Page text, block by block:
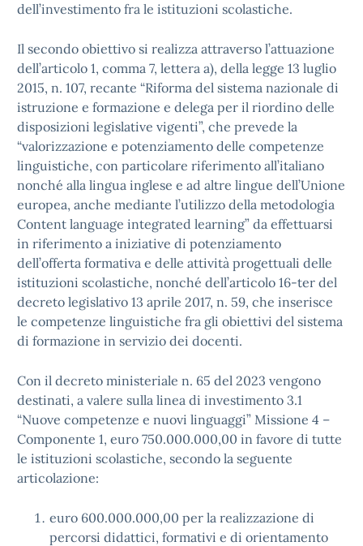
dell’investimento fra le istituzioni scolastiche.
Il secondo obiettivo si realizza attraverso l’attuazione
dell’articolo 1, comma 7, lettera a), della legge 13 luglio
2015, n. 107, recante “Riforma del sistema nazionale di
istruzione e formazione e delega per il riordino delle
disposizioni legislative vigenti”, che prevede la
“valorizzazione e potenziamento delle competenze
linguistiche, con particolare riferimento all’italiano
nonché alla lingua inglese e ad altre lingue dell’Unione
europea, anche mediante l’utilizzo della metodologia
Content language integrated learning” da effettuarsi
in riferimento a iniziative di potenziamento
dell’offerta formativa e delle attività progettuali delle
istituzioni scolastiche, nonché dell’articolo 16-ter del
decreto legislativo 13 aprile 2017, n. 59, che inserisce
le competenze linguistiche fra gli obiettivi del sistema
di formazione in servizio dei docenti.
Con il decreto ministeriale n. 65 del 2023 vengono
destinati, a valere sulla linea di investimento 3.1
“Nuove competenze e nuovi linguaggi” Missione 4 –
Componente 1, euro 750.000.000,00 in favore di tutte
le istituzioni scolastiche, secondo la seguente
articolazione:
euro 600.000.000,00 per la realizzazione di
percorsi didattici, formativi e di orientamento